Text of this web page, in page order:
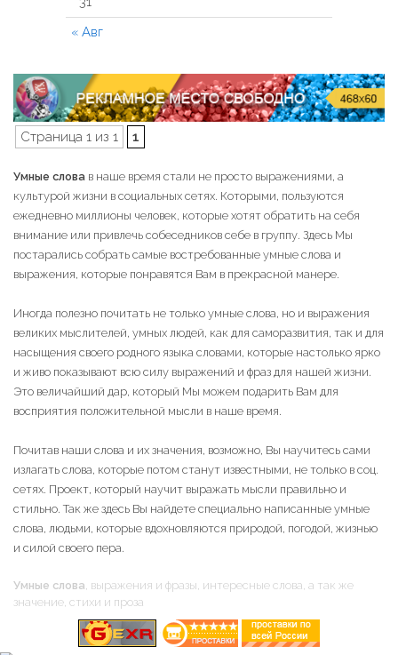
« Авг
Страница 1 из 1 1
Умные слова в наше время стали не просто выражениями, а
культурой жизни в социальных сетях. Которыми, пользуются
ежедневно миллионы человек, которые хотят обратить на себя
внимание или привлечь собеседников себе в группу. Здесь Мы
постарались собрать самые востребованные умные слова и
выражения, которые понравятся Вам в прекрасной манере.
Иногда полезно почитать не только умные слова, но и выражения
великих мыслителей, умных людей, как для саморазвития, так и для
насыщения своего родного языка словами, которые настолько ярко
и живо показывают всю силу выражений и фраз для нашей жизни.
Это величайший дар, который Мы можем подарить Вам для
восприятия положительной мысли в наше время.
Почитав наши слова и их значения, возможно, Вы научитесь сами
излагать слова, которые потом станут известными, не только в соц.
сетях. Проект, который научит выражать мысли правильно и
стильно. Так же здесь Вы найдете специально написанные умные
слова, людьми, которые вдохновляются природой, погодой, жизнью
и силой своего пера.
Умные слова , выражения и фразы, интересные слова, а так же
значение, стихи и проза